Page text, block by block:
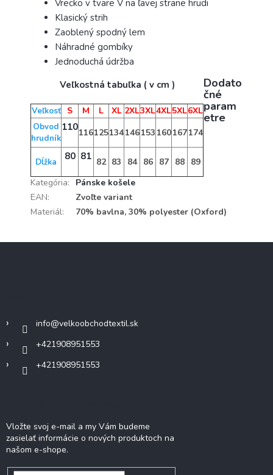
Vrecko v tvare V na ľavej strane hrudi
Klasický strih
Zaoblený spodný lem
Náhradné gombíky
Jednoduchá údržba
Veľkostná tabuľka ( v cm )
Veľkosť S M L XL 2XL3XL4XL5XL6XL
Obvod
hrudník
110116125134146153 160167174
Dĺžka 80 81 82 83 84 86 87 88 89
Dodato
čné
param
etre
Kategória:
Pánske košele
EAN:
Zvoľte variant
Materiál: 70% bavlna, 30% polyester (Oxford)
info@velkoobchodtextil.sk
+421908951553
+421908951553
Vložte svoj e-mail a my Vám budeme
zasielať informácie o nových produktoch na
našom e-shope.